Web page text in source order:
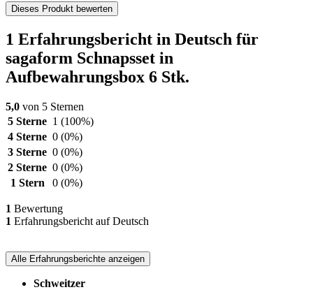
Dieses Produkt bewerten
1 Erfahrungsbericht in Deutsch für
sagaform Schnapsset in
Aufbewahrungsbox 6 Stk.
5,0 von 5 Sternen
5 Sterne 1 (100%)
4 Sterne 0 (0%)
3 Sterne 0 (0%)
2 Sterne 0 (0%)
1 Stern
0 (0%)
1 Bewertung
1 Erfahrungsbericht auf Deutsch
Alle Erfahrungsberichte anzeigen
Schweitzer